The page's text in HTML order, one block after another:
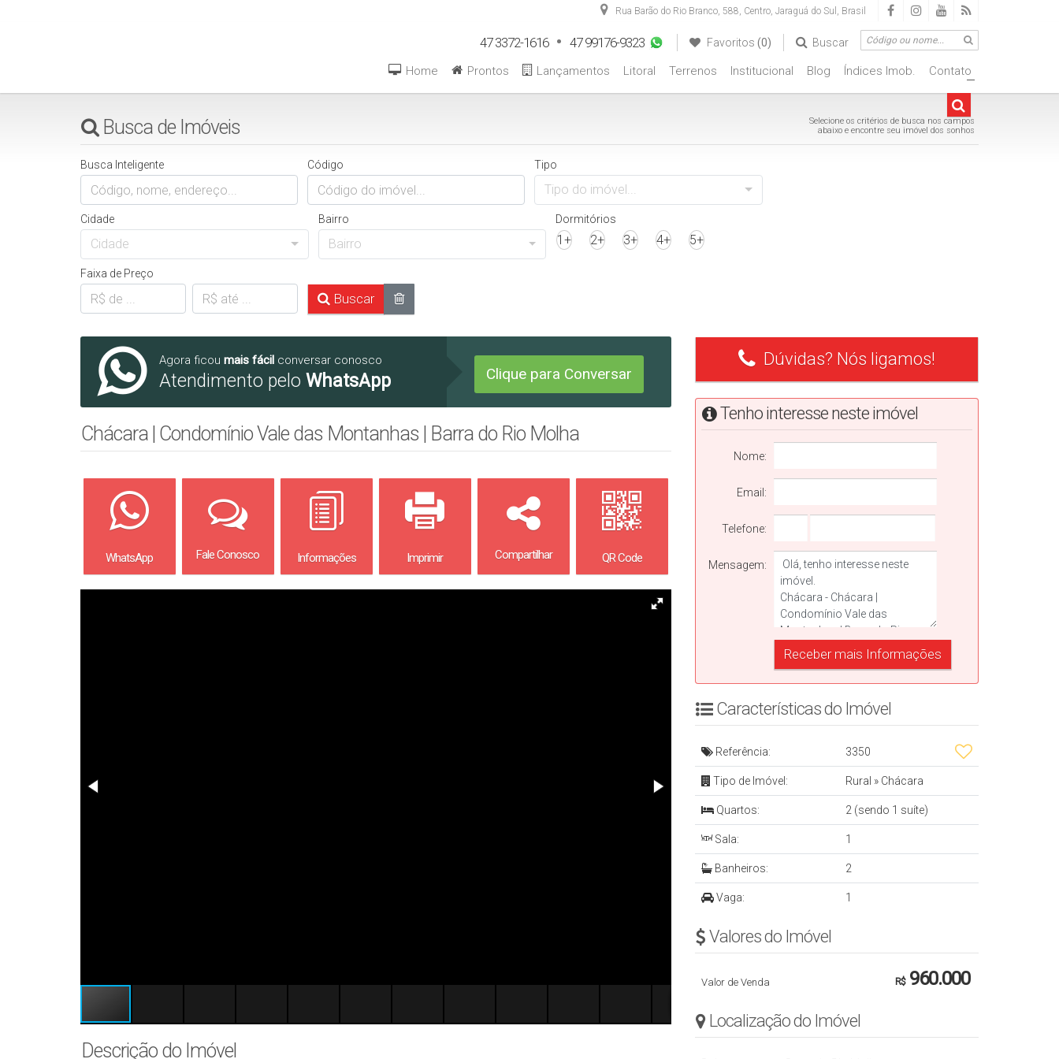
Rua Barão do Rio Branco, 588, Centro, Jaraguá do Sul , Brasil
Buscar
Favoritos (0)
47 3372-1616 47 99176-9323
+
Contato
Índices Imob.
Blog
Institucional
Terrenos
Litoral
Lançamentos
Prontos
Home
Busca de Imóveis
Selecione os critérios de busca nos campos
abaixo e encontre seu imóvel dos sonhos
Busca Inteligente Código Tipo
Tipo do imóvel...
Cidade
Cidade
Bairro
Bairro
Dormitórios
1+ 2+ 3+ 4+ 5+
Faixa de Preço
Buscar
Agora ficou mais fácil conversar conosco
Atendimento pelo WhatsApp Clique para Conversar
Chácara | Condomínio Vale das Montanhas | Barra do Rio Molha
WhatsApp Fale Conosco Informações Imprimir Compartilhar QR Code
Descrição do Imóvel
Dúvidas? Nós ligamos!
Tenho interesse neste imóvel
Nome:
Email:
Telefone:
Mensagem:
Características do Imóvel
Referência: 3350
Tipo de Imóvel: Rural » Chácara
Quartos: 2 (sendo 1 suíte)
Sala: 1
Banheiros: 2
Vaga: 1
Valores do Imóvel
R$960.000
Valor de Venda
Localização do Imóvel